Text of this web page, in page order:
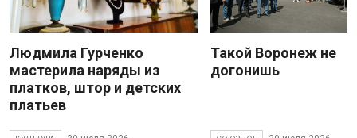
Людмила Гурченко
мастерила наряды из
платков, штор и детских
платьев
Такой Воронеж не
догонишь